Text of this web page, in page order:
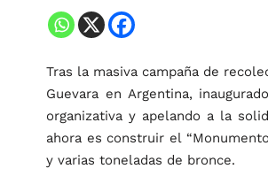
Tras la masiva campaña de
Guevara en Argentina,
organizativa y apelando a la
ahora es construir el
y varias toneladas de bronce.